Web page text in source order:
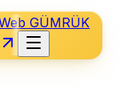
GÜMRÜK